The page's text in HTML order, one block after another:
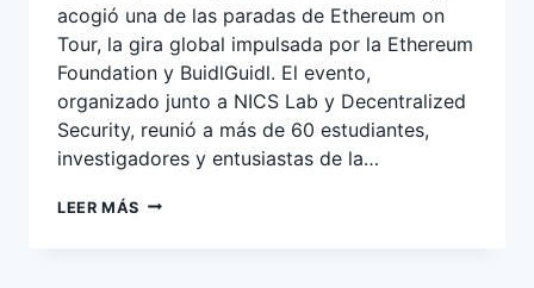
acogió una de las paradas de Ethereum on
Tour, la gira global impulsada por la Ethereum
Foundation y BuidlGuidl. El evento,
organizado junto a NICS Lab y Decentralized
Security, reunió a más de 60 estudiantes,
investigadores y entusiastas de la…
LEER MÁS ETHEREUM